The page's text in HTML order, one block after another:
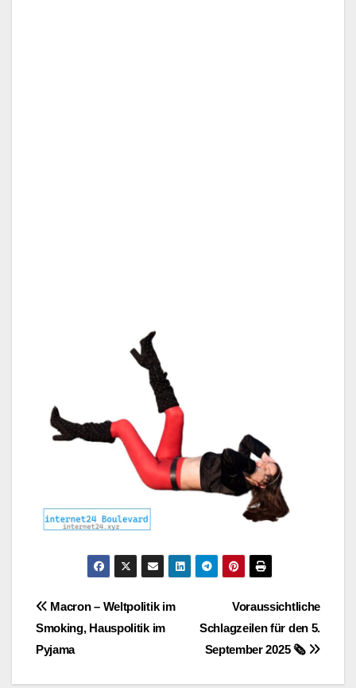
Post
navigation
Voraussichtliche
Schlagzeilen für den 5.
September 2025 🗞️
Macron – Weltpolitik im
Smoking, Hauspolitik im
Pyjama